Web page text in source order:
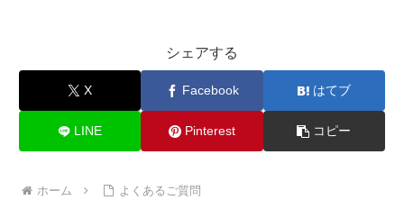
シェアする
X Facebook はてブ
LINE Pinterest コピー
ホーム よくあるご質問